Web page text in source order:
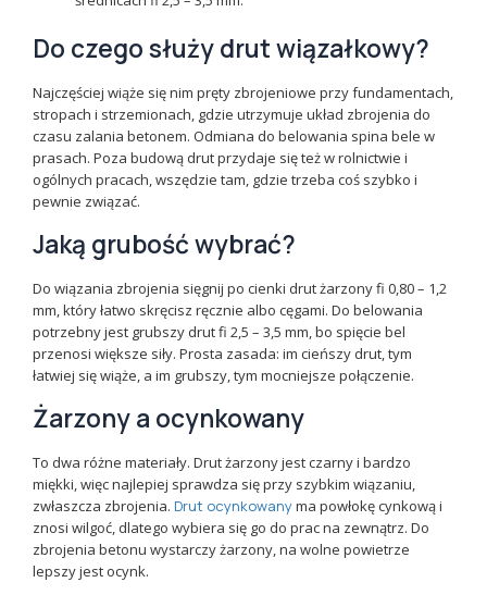
Do czego służy drut wiązałkowy?
Najczęściej wiąże się nim pręty zbrojeniowe przy fundamentach,
stropach i strzemionach, gdzie utrzymuje układ zbrojenia do
czasu zalania betonem. Odmiana do belowania spina bele w
prasach. Poza budową drut przydaje się też w rolnictwie i
ogólnych pracach, wszędzie tam, gdzie trzeba coś szybko i
pewnie związać.
Jaką grubość wybrać?
Do wiązania zbrojenia sięgnij po cienki drut żarzony fi 0,80 – 1,2
mm, który łatwo skręcisz ręcznie albo cęgami. Do belowania
potrzebny jest grubszy drut fi 2,5 – 3,5 mm, bo spięcie bel
przenosi większe siły. Prosta zasada: im cieńszy drut, tym
łatwiej się wiąże, a im grubszy, tym mocniejsze połączenie.
Żarzony a ocynkowany
To dwa różne materiały. Drut żarzony jest czarny i bardzo
miękki, więc najlepiej sprawdza się przy szybkim wiązaniu,
zwłaszcza zbrojenia. Drut ocynkowanyma powłokę cynkową i
znosi wilgoć, dlatego wybiera się go do prac na zewnątrz. Do
zbrojenia betonu wystarczy żarzony, na wolne powietrze
lepszy jest ocynk.